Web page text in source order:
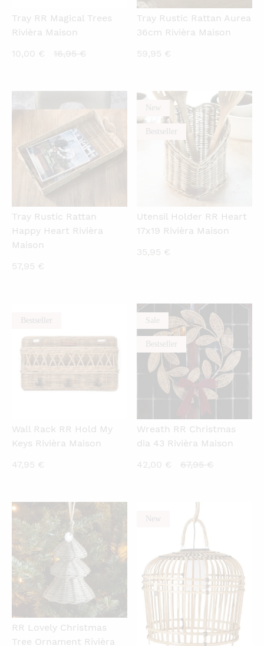
Tray RR Magical Trees
Rivièra Maison
10,00 €
Current
16,95€Original
Tray Rustic Rattan Aurea
36cm Rivièra Maison
59,95 €
Tray Rustic Rattan
Happy Heart Rivièra
Maison
57,95 €
New
Bestseller
QUICKVIEW
Utensil Holder RR Heart
17x19 Rivièra Maison
35,95 €
Bestseller
Wall Rack RR Hold My
Keys Rivièra Maison
47,95 €
Sale
Bestseller
QUICKVIEW
Wreath RR Christmas
dia 43 Rivièra Maison
42,00 €
Current
42,00 €.
67,95€Original
RR Lovely Christmas
Tree Ornament Rivièra
New QUICKVIEW